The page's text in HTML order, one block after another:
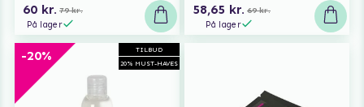
60 kr. 79 kr.
På lager
58,65 kr. 69 kr.
På lager
TILBUD
20% MUST-HAVES
-20%